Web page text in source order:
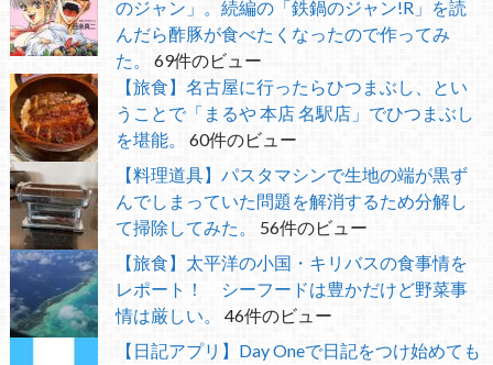
のジャン」。続編の「鉄鍋のジャン!R」を読
んだら酢豚が食べたくなったので作ってみ
た。
69件のビュー
【旅食】名古屋に行ったらひつまぶし、とい
うことで「まるや 本店 名駅店」でひつまぶし
を堪能。
60件のビュー
【料理道具】パスタマシンで生地の端が黒ず
んでしまっていた問題を解消するため分解し
て掃除してみた。
56件のビュー
【旅食】太平洋の小国・キリバスの食事情を
レポート！ シーフードは豊かだけど野菜事
情は厳しい。
46件のビュー
【日記アプリ】Day Oneで日記をつけ始めても